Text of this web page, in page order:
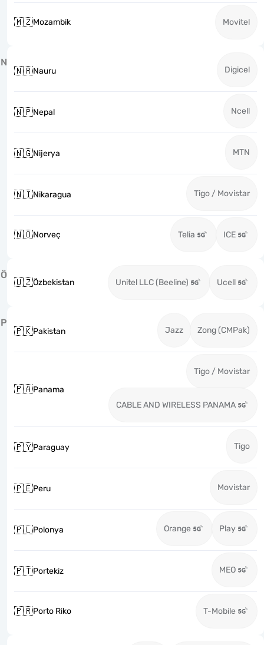
🇲🇿Mozambik Movitel
N
🇳🇷Nauru Digicel
🇳🇵Nepal Ncell
🇳🇬Nijerya MTN
🇳🇮Nikaragua Tigo / Movistar
🇳🇴Norveç Telia ICE
Ö
🇺🇿Özbekistan Unitel LLC (Beeline) Ucell
P
🇵🇰Pakistan Jazz Zong (CMPak)
🇵🇦Panama
Tigo / Movistar
CABLE AND WIRELESS PANAMA
🇵🇾Paraguay Tigo
🇵🇪Peru Movistar
🇵🇱Polonya Orange Play
🇵🇹Portekiz MEO
🇵🇷Porto Riko T-Mobile